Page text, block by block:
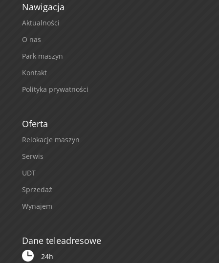
Nawigacja
Aktualności
O nas
Park maszyn
Kontakt
Polityka prywatności
Oferta
Relokacje maszyn
Serwis
UDT
Sprzedaż
Wynajem
Dane teleadresowe
24h